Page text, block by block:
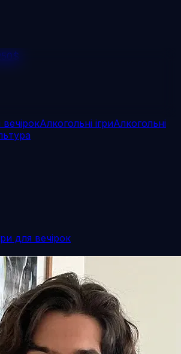
вечірокАлкогольні ігриАлкогольні
для вечірок